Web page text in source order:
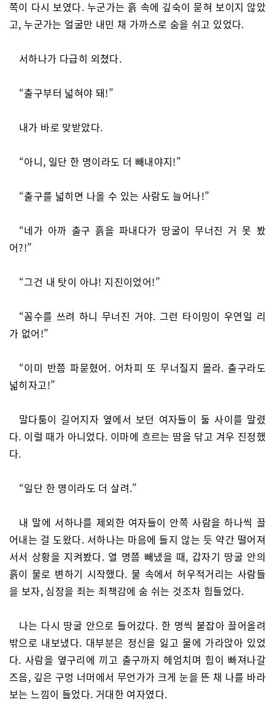
쪽이 다시 보였다. 누군가는 흙 속에 깊숙이 묻혀 보이지 않았
고, 누군가는 얼굴만 내민 채 가까스로 숨을 쉬고 있었다.
서하나가 다급히 외쳤다.
“출구부터 넓혀야 돼!”
내가 바로 맞받았다.
“아니, 일단 한 명이라도 더 빼내야지!”
“출구를 넓히면 나올 수 있는 사람도 늘어나!”
“네가 아까 출구 흙을 파내다가 땅굴이 무너진 거 못 봤
어?!”
“그건 내 탓이 아냐! 지진이었어!”
“꼼수를 쓰려 하니 무너진 거야. 그런 타이밍이 우연일 리
가 없어!”
“이미 반쯤 파묻혔어. 어차피 또 무너질지 몰라. 출구라도
넓히자고!”
말다툼이 길어지자 옆에서 보던 여자들이 둘 사이를 말렸
다. 이럴 때가 아니었다. 이마에 흐르는 땀을 닦고 겨우 진정했
다.
“일단 한 명이라도 더 살려.”
내 말에 서하나를 제외한 여자들이 안쪽 사람을 하나씩 끌
어내는 걸 도왔다. 서하나는 마음에 들지 않는 듯 약간 떨어져
서서 상황을 지켜봤다. 열 명쯤 빼냈을 때, 갑자기 땅굴 안의
흙이 물로 변하기 시작했다. 물 속에서 허우적거리는 사람들
을 보자, 심장을 죄는 죄책감에 숨 쉬는 것조차 힘들었다.
나는 다시 땅굴 안으로 들어갔다. 한 명씩 붙잡아 끌어올려
밖으로 내보냈다. 대부분은 정신을 잃고 물에 가라앉아 있었
다. 사람을 옆구리에 끼고 출구까지 헤엄치며 힘이 빠져나갈
즈음, 깊은 구멍 너머에서 무언가가 크게 눈을 뜬 채 나를 바라
보는 느낌이 들었다. 거대한 여자였다.